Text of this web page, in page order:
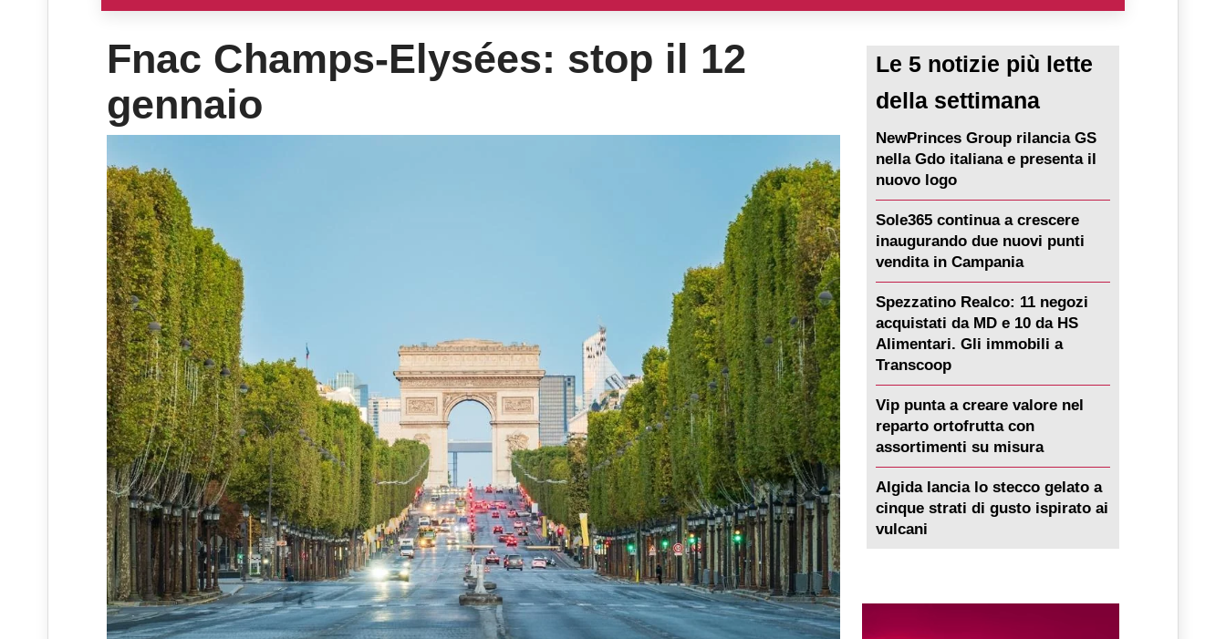
Fnac Champs-Elysées: stop il 12
gennaio
Le 5 notizie più lette
della settimana
NewPrinces Group rilancia GS
nella Gdo italiana e presenta il
nuovo logo
Sole365 continua a crescere
inaugurando due nuovi punti
vendita in Campania
Spezzatino Realco: 11 negozi
acquistati da MD e 10 da HS
Alimentari. Gli immobili a
Transcoop
Vip punta a creare valore nel
reparto ortofrutta con
assortimenti su misura
Algida lancia lo stecco gelato a
cinque strati di gusto ispirato ai
vulcani